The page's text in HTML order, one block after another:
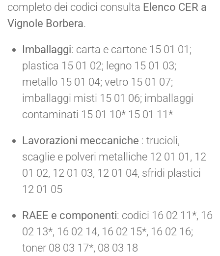
completo dei codici consulta Elenco CER a
Vignole Borbera.
Imballaggi: carta e cartone 15 01 01;
plastica 15 01 02; legno 15 01 03;
metallo 15 01 04; vetro 15 01 07;
imballaggi misti 15 01 06; imballaggi
contaminati 15 01 10* 15 01 11*
Lavorazioni meccaniche : trucioli,
scaglie e polveri metalliche 12 01 01, 12
01 02, 12 01 03, 12 01 04, sfridi plastici
12 01 05
RAEE e componenti: codici 16 02 11*, 16
02 13*, 16 02 14, 16 02 15*, 16 02 16;
toner 08 03 17*, 08 03 18